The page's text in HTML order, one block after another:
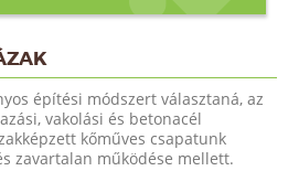
építési módszert választaná, az
vakolási és betonacél
kőműves csapatunk
zavartalan működése mellett.